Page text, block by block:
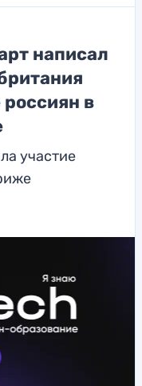
написал
в
участие